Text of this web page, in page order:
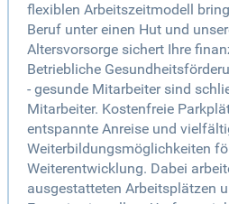
flexiblen Arbeitszeitmodell
Beruf unter einen Hut und
Altersvorsorge sichert Ihre
Betriebliche
- gesunde Mitarbeiter sind
Mitarbeiter. Kostenfreie
entspannte Anreise und
Weiterbildungsmöglichkeiten
Weiterentwicklung. Dabei
ausgestatteten Arbeitsplätzen